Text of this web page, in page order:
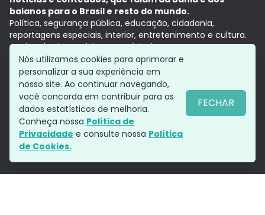
baianos para o Brasil e resto do mundo.
Política, segurança pública, educação, cidadania,
reportagens especiais, interior, entretenimento e cultura.
Aqui, tudo vira notícia e a notícia é no tempo presente,
com a credibilidade do Grupo Aratu.
Grupo Aratu
Política de privacidade
Siga-nos
Nós utilizamos cookies para aprimorar e
personalizar a sua experiência em
nosso site. Ao continuar navegando,
você concorda em contribuir para os
dados estatísticos de melhoria.
Conheça nossa Política de
Privacidade e consulte nossa Política
de Cookies.
FECHAR